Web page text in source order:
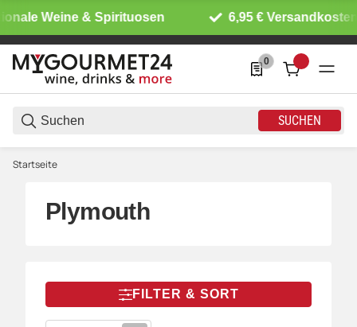
Weine & Spirituosen 6,95 € Versandkosten
SUCHEN
0
0 Produkte in der
Startseite
Plymouth
FILTER & SORT